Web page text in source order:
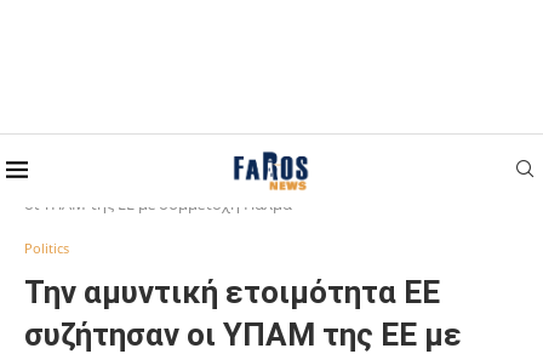
Home
Την αμυντική ετοιμότητα ΕΕ συζήτησαν
οι ΥΠΑΜ της ΕΕ με συμμετοχή Πάλμα
Politics
Την αμυντική ετοιμότητα ΕΕ
συζήτησαν οι ΥΠΑΜ της ΕΕ με